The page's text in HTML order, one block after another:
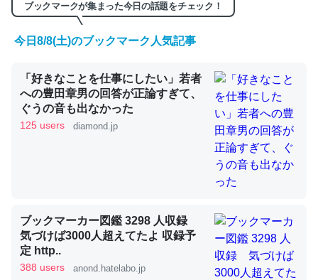
くらい。小説でいう「ずっと前の伏線」は回収されないけ
ど、短期記憶というには多い分量。進化すればするほど分
かりやすく強くなりそう
─GPTの仕組みと限界についての考察（１） - conceptualization
昆虫ってカルシウム少ないのか。知らんかった。調べたら
コオロギのカルシウム分はエビの600分の1程度。
─ニュース :: 【研究発表】昆虫学の大問題＝「昆虫はなぜ海にいな
ブックマークが集まった今日の話題をチェック！
今日8/8(土)のブックマーク人気記事
「好きなことを仕事にしたい」若者
への豊田章男の回答が正論すぎて、
ぐうの音も出なかった
125 users diamond.jp
ブックマーカー図鑑 3298 人収録
気づけば3000人超えてたよ 収録予
定 http..
388 users anond.hatelabo.jp